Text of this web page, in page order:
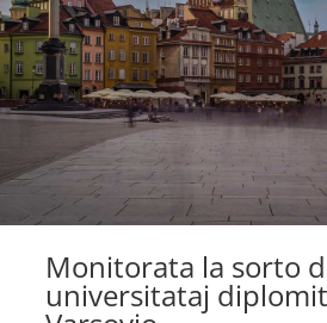
Monitorata la sorto
universitataj